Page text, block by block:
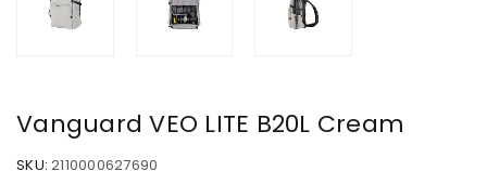
Vanguard VEO LITE B20L Cream
SKU: 2110000627690